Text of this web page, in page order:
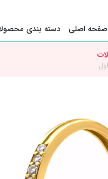
صفحه اصلی دسته بندی